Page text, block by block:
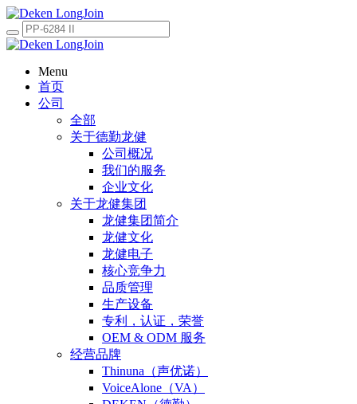
Menu
首页
公司
全部
关于德勤龙健
公司概况
我们的服务
企业文化
关于龙健集团
龙健集团简介
龙健文化
龙健电子
核心竞争力
品质管理
生产设备
专利，认证，荣誉
OEM & ODM 服务
经营品牌
Thinuna（声优诺）
VoiceAlone（VA）